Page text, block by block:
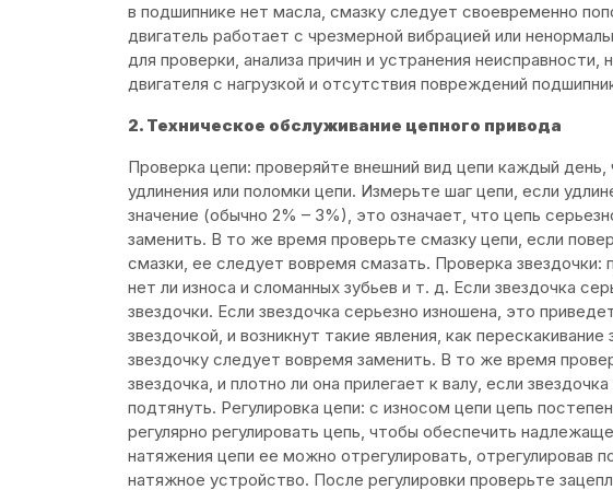
в подшипнике нет масла, смазку следует своевременно
двигатель работает с чрезмерной вибрацией или
для проверки, анализа причин и устранения неисправности,
двигателя с нагрузкой и отсутствия повреждений
2. Техническое обслуживание цепного привода
Проверка цепи: проверяйте внешний вид цепи каждый день,
удлинения или поломки цепи. Измерьте шаг цепи, если
значение (обычно 2% – 3%), это означает, что цепь
заменить. В то же время проверьте смазку цепи, если
смазки, ее следует вовремя смазать. Проверка звездочки:
нет ли износа и сломанных зубьев и т. д. Если звездочка
звездочки. Если звездочка серьезно изношена, это
звездочкой, и возникнут такие явления, как
звездочку следует вовремя заменить. В то же время
звездочка, и плотно ли она прилегает к валу, если
подтянуть. Регулировка цепи: с износом цепи цепь
регулярно регулировать цепь, чтобы обеспечить
натяжения цепи ее можно отрегулировать, отрегулировав
натяжное устройство. После регулировки проверьте